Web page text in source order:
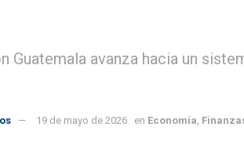
Guatemala avanza hacia un
19 de mayo de 2026 en Economía